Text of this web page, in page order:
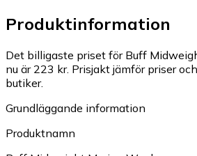
Produktinformation
Det billigaste priset för Buff
nu är 223 kr. Prisjakt jämför priser
butiker.
Grundläggande information
Produktnamn